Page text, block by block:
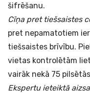
šifrēšanu.
Cīņa pret tiešsaistes
pret nepamatotiem
tiešsaistes brīvību.
vietas kontrolētām
vairāk nekā 75
Ekspertu ieteiktā